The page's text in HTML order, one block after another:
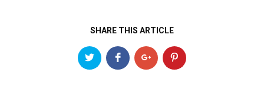
SHARE THIS ARTICLE